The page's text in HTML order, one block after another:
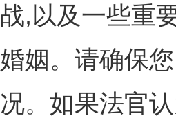
战,以及一些重
婚姻。请确保
况。如果法官